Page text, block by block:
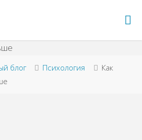
блог Психология
Как